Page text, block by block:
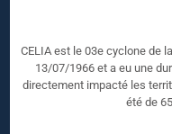
CELIA est le 03e cyclone de
13/07/1966 et a eu une
directement impacté les
été de